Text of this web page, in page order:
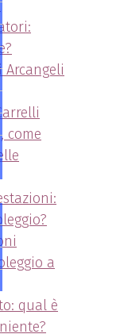
Arcangeli
come
a
qual è